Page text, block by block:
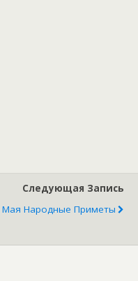
Следующая Запись
Мая Народные Приметы